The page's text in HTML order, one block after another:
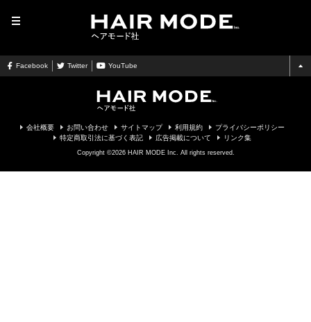
Facebook Twitter YouTube
会社概要 お問い合わせ サイトマップ 利用規約
プライバシーポリシー
特定商取引法に基づく表記
広告掲載について リンク集
Copyright ©2026 HAIR MODE Inc. All rights reserved.